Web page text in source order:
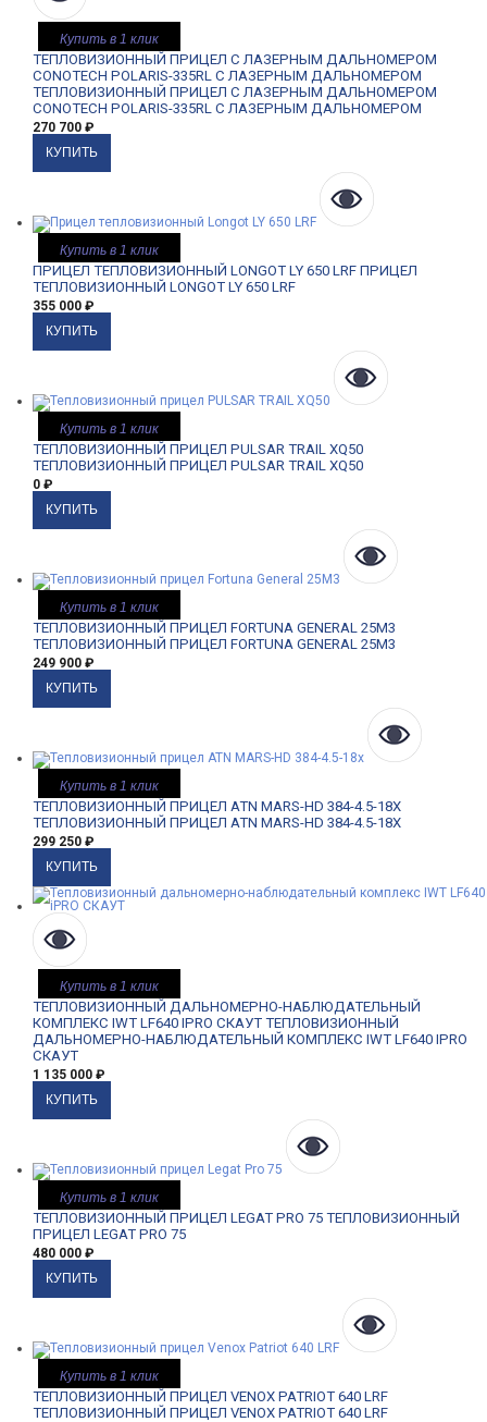
Купить в 1 клик
ТЕПЛОВИЗИОННЫЙ ПРИЦЕЛ С ЛАЗЕРНЫМ ДАЛЬНОМЕРОМ
CONOTECH POLARIS-335RL С ЛАЗЕРНЫМ ДАЛЬНОМЕРОМ
ТЕПЛОВИЗИОННЫЙ ПРИЦЕЛ С ЛАЗЕРНЫМ ДАЛЬНОМЕРОМ
CONOTECH POLARIS-335RL С ЛАЗЕРНЫМ ДАЛЬНОМЕРОМ
270 700 ₽
Купить в 1 клик
ПРИЦЕЛ ТЕПЛОВИЗИОННЫЙ LONGOT LY 650 LRF ПРИЦЕЛ
ТЕПЛОВИЗИОННЫЙ LONGOT LY 650 LRF
355 000 ₽
Купить в 1 клик
ТЕПЛОВИЗИОННЫЙ ПРИЦЕЛ PULSAR TRAIL XQ50
ТЕПЛОВИЗИОННЫЙ ПРИЦЕЛ PULSAR TRAIL XQ50
0 ₽
Купить в 1 клик
ТЕПЛОВИЗИОННЫЙ ПРИЦЕЛ FORTUNA GENERAL 25M3
ТЕПЛОВИЗИОННЫЙ ПРИЦЕЛ FORTUNA GENERAL 25M3
249 900 ₽
Купить в 1 клик
ТЕПЛОВИЗИОННЫЙ ПРИЦЕЛ ATN MARS-HD 384-4.5-18X
ТЕПЛОВИЗИОННЫЙ ПРИЦЕЛ ATN MARS-HD 384-4.5-18X
299 250 ₽
Купить в 1 клик
ТЕПЛОВИЗИОННЫЙ ДАЛЬНОМЕРНО-НАБЛЮДАТЕЛЬНЫЙ
КОМПЛЕКС IWT LF640 IPRO СКАУТ ТЕПЛОВИЗИОННЫЙ
ДАЛЬНОМЕРНО-НАБЛЮДАТЕЛЬНЫЙ КОМПЛЕКС IWT LF640 IPRO
СКАУТ
1 135 000 ₽
Купить в 1 клик
ТЕПЛОВИЗИОННЫЙ ПРИЦЕЛ LEGAT PRO 75 ТЕПЛОВИЗИОННЫЙ
ПРИЦЕЛ LEGAT PRO 75
480 000 ₽
Купить в 1 клик
ТЕПЛОВИЗИОННЫЙ ПРИЦЕЛ VENOX PATRIOT 640 LRF
ТЕПЛОВИЗИОННЫЙ ПРИЦЕЛ VENOX PATRIOT 640 LRF